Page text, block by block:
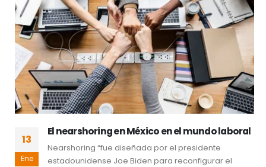
13
Ene
El nearshoring en México en el mundo laboral
Nearshoring “fue diseñada por el presidente
estadounidense Joe Biden para reconfigurar el